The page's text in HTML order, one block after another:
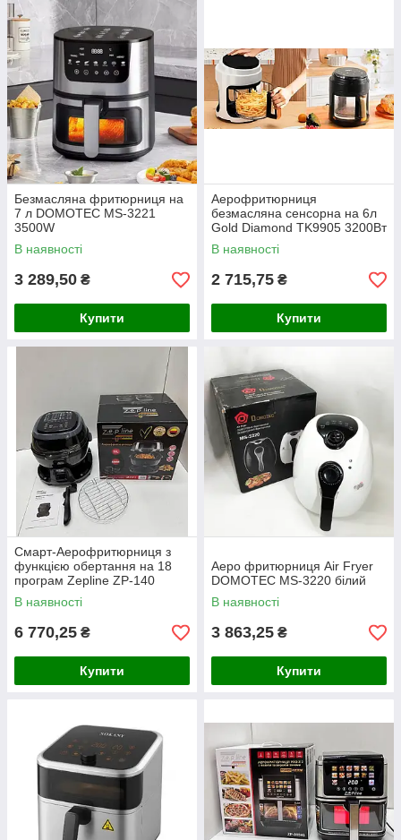
Безмасляна фритюрниця на
7 л DOMOTEC MS-3221
3500W
В наявності
3 289,50 ₴
Купити
Аерофритюрниця
безмасляна сенсорна на 6л
Gold Diamond TK9905 3200Вт
В наявності
2 715,75 ₴
Купити
Смарт-Аерофритюрниця з
функцією обертання на 18
програм Zepline ZP-140
10літрів 4000Вт
В наявності
6 770,25 ₴
Купити
Аеро фритюрниця Air Fryer
DOMOTEC MS-3220 білий
В наявності
3 863,25 ₴
Купити